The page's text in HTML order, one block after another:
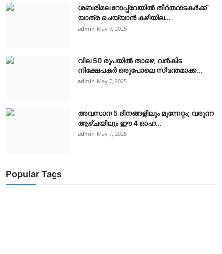
ശബരിമല റോപ്പ്‌വേയിൽ തീർത്ഥാടകർക്ക്
യാത്ര ചെയ്യാൻ കഴിയില...
admin May 9, 2025
വില 50 രൂപയിൽ താഴെ; വൻകിട
നിക്ഷേപകർ ഒരുപോലെ സ്വന്തമാക്ക...
admin May 7, 2025
അവസാന 5 ദിനങ്ങളിലും മുന്നേറ്റം; വരുന്ന
ആഴ്ചയിലും ഈ 4 ഓഹ...
admin May 7, 2025
Popular Tags